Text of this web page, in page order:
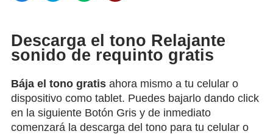
Descarga el tono Relajante
sonido de requinto gratis
Bája el tono gratis ahora mismo a tu celular o
dispositivo como tablet. Puedes bajarlo dando click
en la siguiente Botón Gris y de inmediato
comenzará la descarga del tono para tu celular o